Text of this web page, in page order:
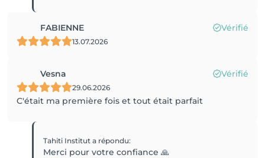
FABIENNE Vérifié
13.07.2026
Vesna Vérifié
29.06.2026
C'était ma première fois et tout était parfait
Tahiti Instituta répondu:
Merci pour votre confiance 🙏